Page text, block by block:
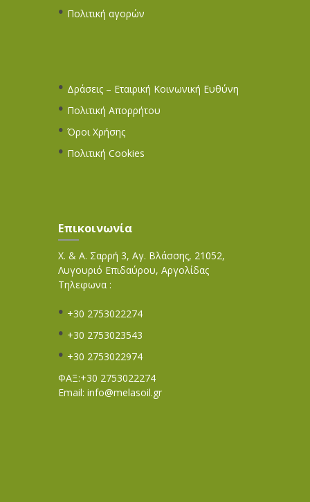
Πολιτική αγορών
Δράσεις – Εταιρική Κοινωνική Ευθύνη
Πολιτική Απορρήτου
Όροι Χρήσης
Πολιτική Cookies
Επικοινωνία
Χ. & Α. Σαρρή 3, Αγ. Βλάσσης, 21052,
Λυγουριό Επιδαύρου, Αργολίδας
Τηλεφωνα :
+30 2753022274
+30 2753023543
+30 2753022974
ΦΑΞ:+30 2753022274
Email: info@melasoil.gr